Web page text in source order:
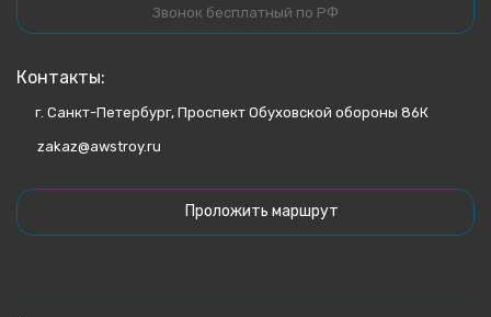
Звонок бесплатный по РФ
Контакты:
г. Санкт-Петербург, Проспект Обуховской обороны 86К
zakaz@awstroy.ru
Проложить маршрут